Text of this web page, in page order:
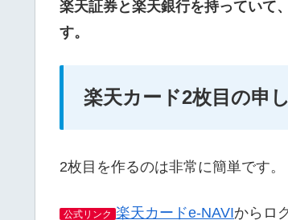
楽天証券と楽天銀行を持っていて
す。
楽天カード2枚目の申
2枚目を作るのは非常に簡単です。
公式リンク 楽天カードe-NAVIからロ